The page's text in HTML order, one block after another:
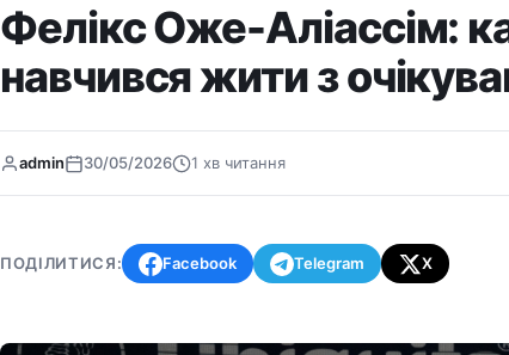
Фелікс Оже-Аліассім:
навчився жити з
admin 30/05/2026 1 хв читання
ПОДІЛИТИСЯ: Facebook Telegram X